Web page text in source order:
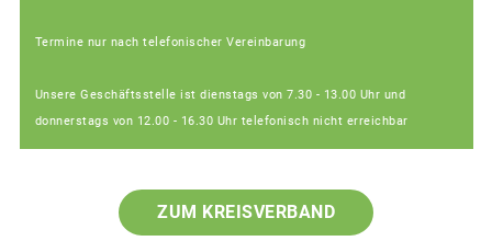
Termine nur nach telefonischer Vereinbarung
Unsere Geschäftsstelle ist dienstags von 7.30 - 13.00 Uhr und
donnerstags von 12.00 - 16.30 Uhr telefonisch nicht erreichbar
ZUM KREISVERBAND